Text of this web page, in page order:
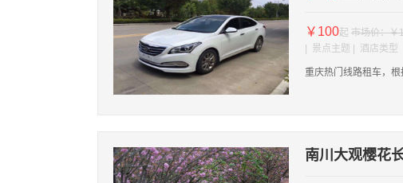
￥100起 市场价：￥
| 景点主题 | 酒店类型
重庆热门线路租车，根
南川大观樱花